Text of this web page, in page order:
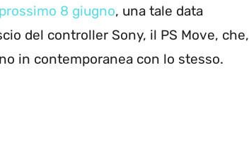
8 giugno, una tale data
del controller Sony, il PS Move, che,
in contemporanea con lo stesso.